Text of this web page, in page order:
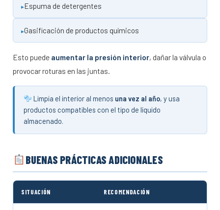
Espuma de detergentes
Gasificación de productos químicos
Esto puede aumentar la presión interior, dañar la válvula o
provocar roturas en las juntas.
Limpia el interior al menos una vez al año, y usa
productos compatibles con el tipo de líquido
almacenado.
BUENAS PRÁCTICAS ADICIONALES
SITUACIÓN RECOMENDACIÓN